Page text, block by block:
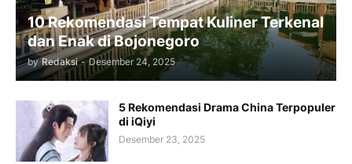
10 Rekomendasi Tempat Kuliner Terkenal
dan Enak di Bojonegoro
by Redaksi - Desember 24, 2025
5 Rekomendasi Drama China Terpopuler
di iQiyi
Desember 23, 2025